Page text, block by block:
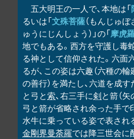
五大明王の一人で、本地は「
るいは「文殊菩薩（もんじゅぼ
ゅうにじんしょう）」の「摩虎
地でもある。西方を守護し毒
る神として信仰された。六面
るが、この姿は六趣（六種の輪
の善行）を満たし、六道を成
と弓と索、右三手に剣と箭（
弓と箭が省略され余った手で
水牛に乗っている姿で表され
金剛界曼荼羅では降三世会に